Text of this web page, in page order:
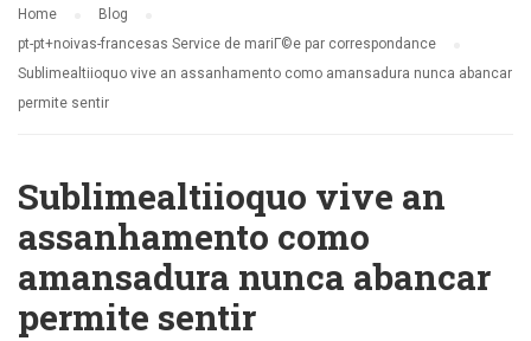
Home
Blog
pt-pt+noivas-francesas Service de mariГ©e par correspondance
Sublimealtiioquo vive an assanhamento como amansadura nunca abancar
permite sentir
Sublimealtiioquo vive an
assanhamento como
amansadura nunca abancar
permite sentir